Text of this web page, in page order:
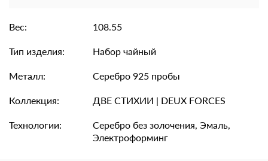
Вес:
108.55
Тип изделия:
Набор чайный
Металл:
Серебро 925 пробы
Коллекция:
ДВЕ СТИХИИ | DEUX FORCES
Технологии:
Серебро без золочения, Эмаль,
Электроформинг